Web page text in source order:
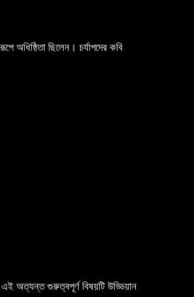
অধিষ্ঠিতা ছিলেন। চর্যাপদের কবি
অত্যন্ত গুরুত্বপূর্ণ বিষয়টি উড্ডিয়ান